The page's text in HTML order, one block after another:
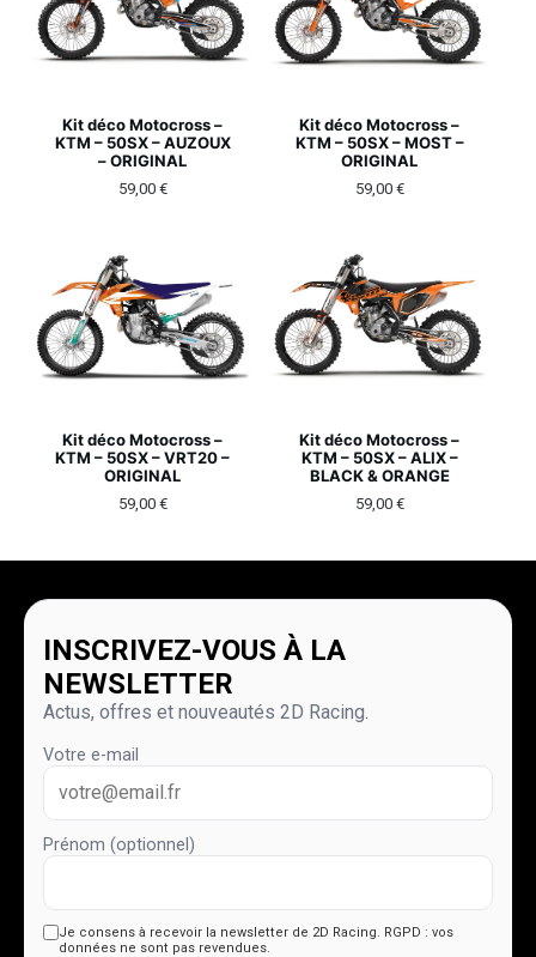
Kit déco Motocross –
KTM – 50SX – AUZOUX
– ORIGINAL
59,00 €
Kit déco Motocross –
KTM – 50SX – MOST –
ORIGINAL
59,00 €
Kit déco Motocross –
KTM – 50SX – VRT20 –
ORIGINAL
59,00 €
Kit déco Motocross –
KTM – 50SX – ALIX –
BLACK & ORANGE
59,00 €
INSCRIVEZ-VOUS À LA
NEWSLETTER
Actus, offres et nouveautés 2D Racing.
Votre e-mail
Prénom (optionnel)
Je consens à recevoir la newsletter de 2D Racing. RGPD : vos
données ne sont pas revendues.